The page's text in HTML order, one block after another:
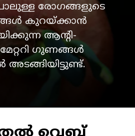
രോഗങ്ങളുടെ
കുറയ്ക്കാന്‍
ആന്റി-
ഗുണങ്ങള്‍
അടങ്ങിയിട്ടുണ്ട്.